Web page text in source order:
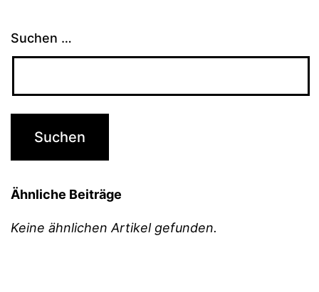
Suchen …
Ähnliche Beiträge
Keine ähnlichen Artikel gefunden.